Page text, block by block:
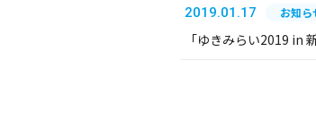
2019.01.17 お知ら
「ゆきみらい2019 in